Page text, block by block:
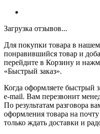
Загрузка отзывов...
Для покупки товара в
понравившийся товар и
перейдите в Корзину и
«Быстрый заказ».
Когда оформляете быстрый
e-mail. Вам перезвонит
По результатам разговора
оформления товара на
только ждать доставки и